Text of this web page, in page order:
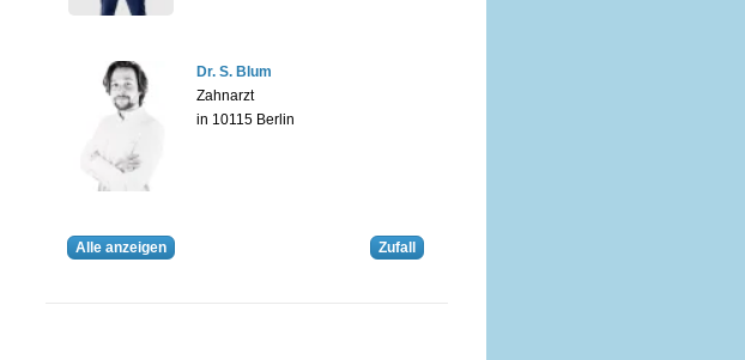
Dr. S. Blum
Zahnarzt
in 10115 Berlin
Alle anzeigen Zufall